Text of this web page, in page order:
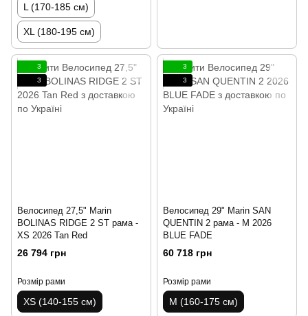
L (170-185 см)
XL (180-195 см)
3
3
Велосипед 27,5" Marin
BOLINAS RIDGE 2 ST рама -
XS 2026 Tan Red
26 794 грн
Розмір рами
XS (140-155 см)
3
3
Велосипед 29" Marin SAN
QUENTIN 2 рама - M 2026
BLUE FADE
60 718 грн
Розмір рами
M (160-175 см)